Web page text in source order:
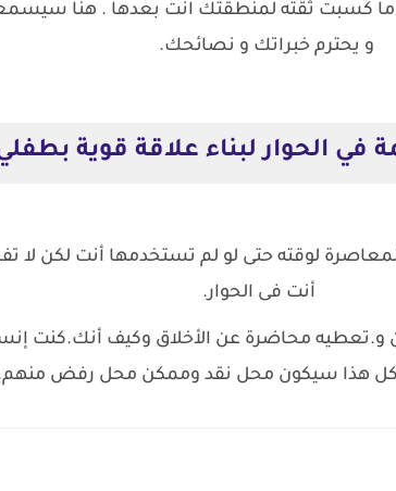
ما كسبت ثقته لمنطقتك انت بعدها . هنا
و يحترم خبراتك و نصائحك.
المعاصرة لوقته حتى لو لم تستخدمها أنت لكن لا
أنت فى الحوار.
و.تعطيه محاضرة عن الأخلاق وكيف أنك.كنت
هذا سيكون محل نقد وممكن محل رفض